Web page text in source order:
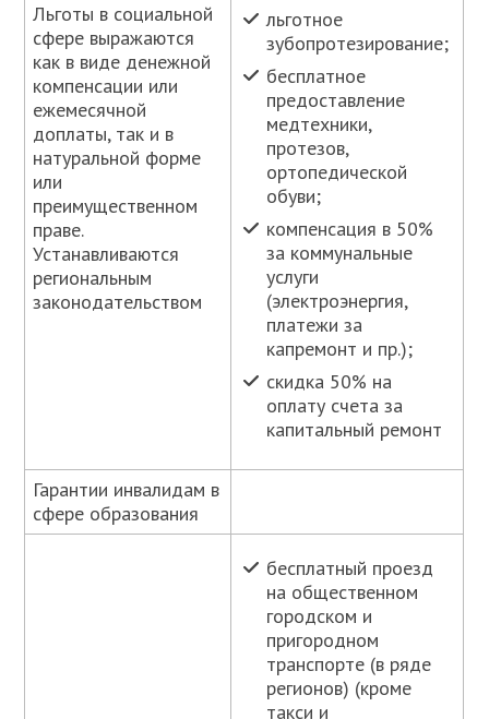
Льготы в социальной
сфере выражаются
как в виде денежной
компенсации или
ежемесячной
доплаты, так и в
натуральной форме
или
преимущественном
праве.
Устанавливаются
региональным
законодательством
льготное
зубопротезирование;
бесплатное
предоставление
медтехники,
протезов,
ортопедической
обуви;
компенсация в 50%
за коммунальные
услуги
(электроэнергия,
платежи за
капремонт и пр.);
скидка 50% на
оплату счета за
капитальный ремонт
Гарантии инвалидам в
сфере образования
бесплатный проезд
на общественном
городском и
пригородном
транспорте (в ряде
регионов) (кроме
такси и